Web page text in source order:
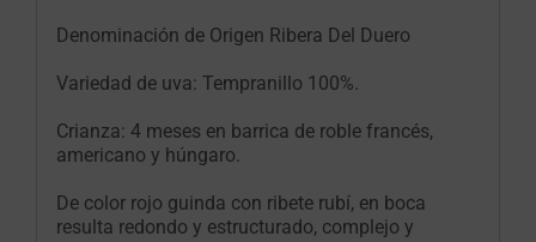
Denominación de Origen Ribera Del Duero
Variedad de uva: Tempranillo 100%.
Crianza: 4 meses en barrica de roble francés,
americano y húngaro.
De color rojo guinda con ribete rubí, en boca
resulta redondo y estructurado, complejo y